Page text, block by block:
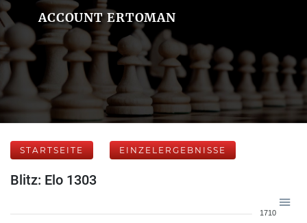
ACCOUNT ERTOMAN
STARTSEITE EINZELERGEBNISSE
Blitz: Elo 1303
1710